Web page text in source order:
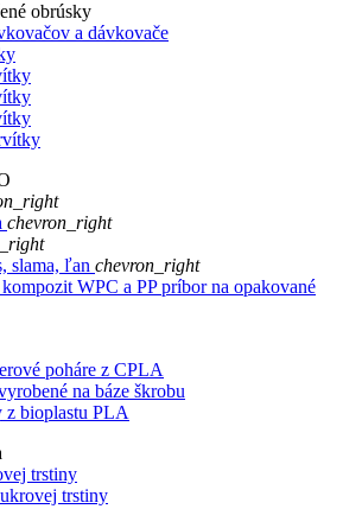
obrúsky
a dávkovače
chevron_right
slama, ľan chevron_right
WPC a PP príbor na opakované
poháre z CPLA
na báze škrobu
z bioplastu PLA
trstiny
trstiny